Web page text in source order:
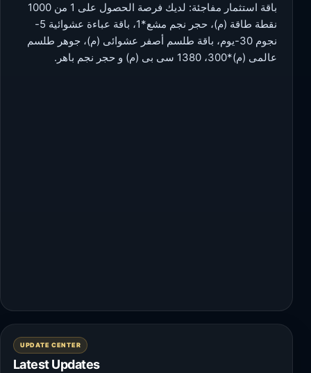
باقة استثمار مفاجئة: لديك فرصة الحصول على 1 من 1000
نقطة طاقة (م)، حجر نجم مشع*1، باقة عباءة عشوائية 5-
نجوم 30-يوم، باقة طلسم أصفر عشوائى (م)، جوهر طلسم
عالمى (م)*300، 1380 سى بى (م) و حجر نجم باهر.
UPDATE CENTER
Latest Updates